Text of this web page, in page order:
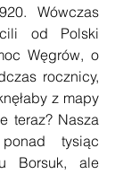
Wówczas
od Polski
Węgrów, o
rocznicy,
z mapy
teraz? Nasza
tysiąc
Borsuk, ale